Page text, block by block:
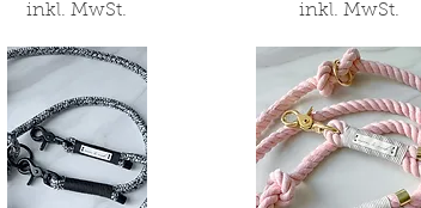
inkl. MwSt. inkl. MwSt.